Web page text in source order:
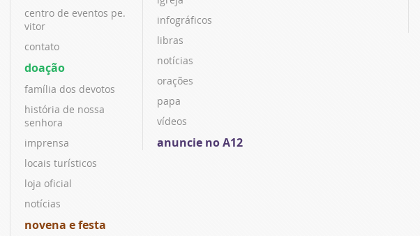
centro de eventos pe.
vitor
contato
doação
família dos devotos
história de nossa
senhora
imprensa
locais turísticos
loja oficial
notícias
novena e festa
infográficos
libras
notícias
orações
papa
vídeos
anuncie no A12